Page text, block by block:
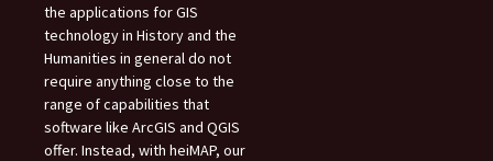
the applications for GIS
technology in History and the
Humanities in general do not
require anything close to the
range of capabilities that
software like ArcGIS and QGIS
offer. Instead, with heiMAP, our